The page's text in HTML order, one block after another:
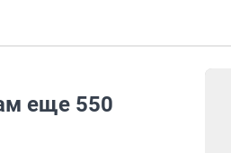
еще 550